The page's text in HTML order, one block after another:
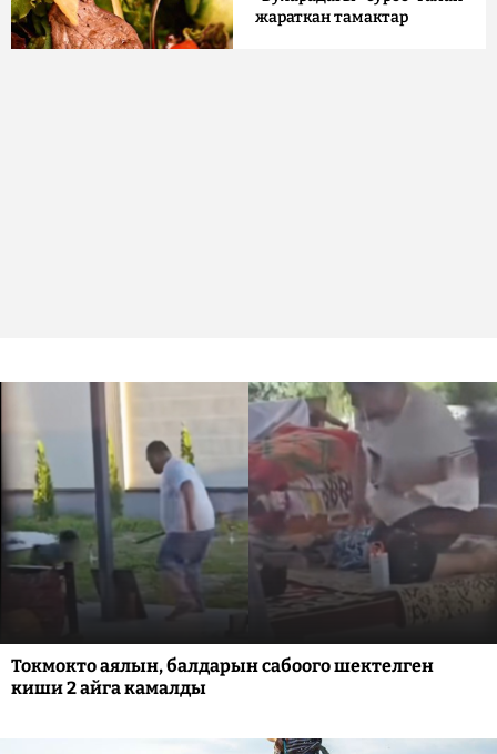
жараткан тамактар
Токмокто аялын, балдарын сабоого шектелген
киши 2 айга камалды